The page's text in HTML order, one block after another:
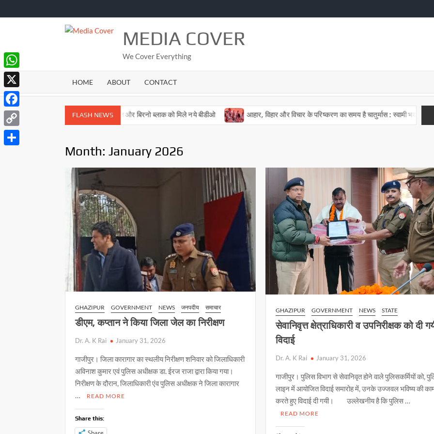
to
MEDIA COVER
We Cover Everything
HOME ABOUT CONTACT
FLASH NEWS
सादात और बिरनो ब्लाक को मिले नये बीडीओ आहार, विहार और विचार के परिष्करण का समय है चातुर्मास : स्वामी भवानीनन्दन यति
Month:January 2026
GHAZIPUR GOVERNMENT NEWS जनपदीय समाचार
डीएम, कप्तान ने किया जिला जेल का निरीक्षण
Dr. A. K Rai January 31, 2026
गाजीपुर। जिला कारागार का स्थलीय निरीक्षण शनिवार को जिलाधिकारी
अविनाश कुमार एवं पुलिस अधीक्षक डा. ईरज राजा द्वारा किया गया।
निरीक्षण के दौरान, जिलाधिकारी एंव पुलिस अधीक्षक ने जिला कारागार
…
READ MORE
Share this:
GHAZIPUR GOVERNMENT NEWS STATE
सेवानिवृत्त क्षेत्राधिकारी व उपनिरीक्षक को दी
विदाई
Dr. A. K Rai January 31, 2026
गाजीपुर। पुलिस विभाग से सेवानिवृत होने वाले पुलिसकर्मियों को,
लाइन में आयोजित विदाई समारोह में, उनके उज्जवल भविष्य की
करते हुए विदाई दी गयी। उल्लेखनीय है कि पुलिस …
READ MORE
WhatsApp
X
Facebook
Copy